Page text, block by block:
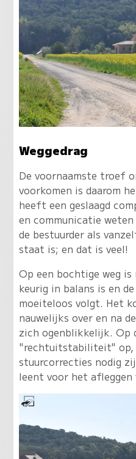
Weggedrag
De voornaamste troef
voorkomen is daarom
heeft een geslaagd
en communicatie
de bestuurder als
staat is; en dat is veel!
Op een bochtige weg
keurig in balans is en
moeiteloos volgt. Het
nauwelijks over en na
zich ogenblikkelijk. Op
"rechtuitstabiliteit" op,
stuurcorrecties nodig
leent voor het afleggen